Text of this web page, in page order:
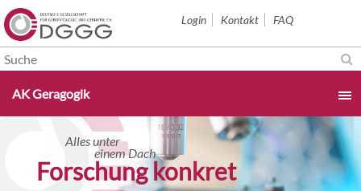
Navigation
Login Kontakt FAQ
überspringen
AK Geragogik
Aktuelles & Termine
Alles unter
einem Dach
Forschung konkret